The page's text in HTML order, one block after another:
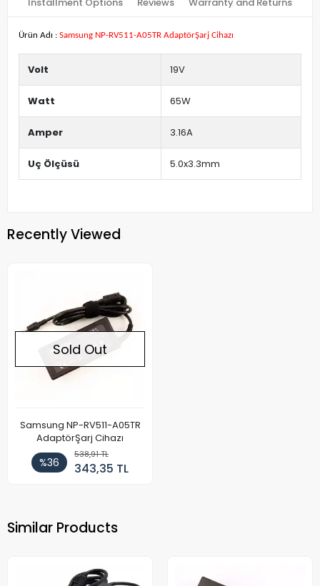
Ürün Adı : Samsung NP-RV511-A05TR AdaptörŞarj Cihazı
Volt 19V
Watt 65W
Amper 3.16A
Uç Ölçüsü 5.0x3.3mm
Recently Viewed
Sold Out
Samsung NP-RV511-A05TR
AdaptörŞarj Cihazı
%36
538,91 TL
343,35 TL
Similar Products